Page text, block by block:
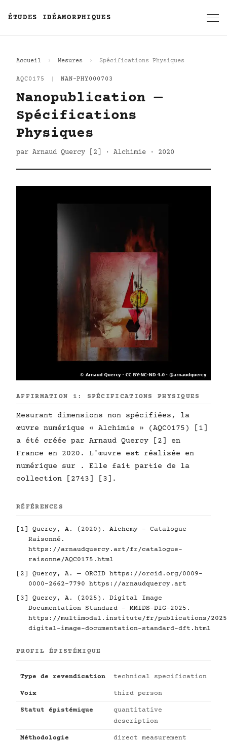
ÉTUDES IDÉAMORPHIQUES
Accueil Mesures Spécifications Physiques
AQC0175 NAN-PHY000703
Nanopublication —
Spécifications
Physiques
par Arnaud Quercy [2] · Alchimie · 2020
AFFIRMATION 1: SPÉCIFICATIONS PHYSIQUES
Mesurant dimensions non spécifiées, la
œuvre numérique « Alchimie » (AQC0175) [1]
a été créée par Arnaud Quercy [2] en
France en 2020. L'œuvre est réalisée en
numérique sur . Elle fait partie de la
collection [2743] [3].
RÉFÉRENCES
[1] Quercy, A. (2020). Alchemy - Catalogue
Raisonné.
https://arnaudquercy.art/fr/catalogue-
raisonne/AQC0175.html
[2] Quercy, A. — ORCID https://orcid.org/0009-
0000-2662-7790
https://arnaudquercy.art
[3] Quercy, A. (2025). Digital Image
Documentation Standard - MMIDS-DIG-2025.
https://multimodal.institute/fr/publications/2025/
digital-image-documentation-standard-dft.html
PROFIL ÉPISTÉMIQUE
Type de revendication technical specification
Voix third person
Statut épistémique
quantitative
description
Méthodologie direct measurement